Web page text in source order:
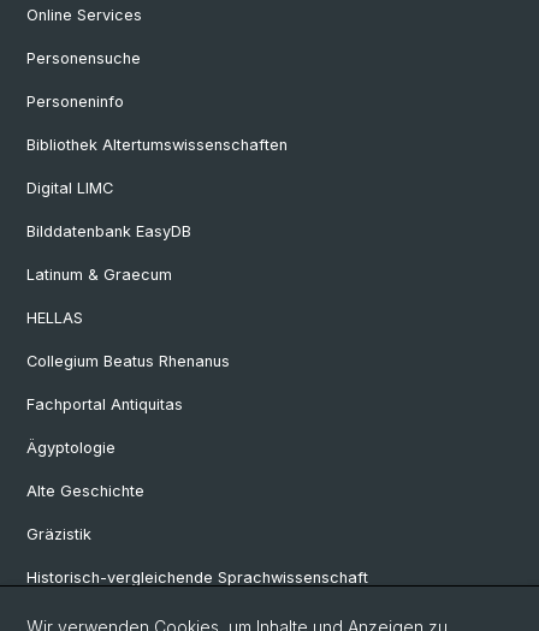
Online Services
Personensuche
Personeninfo
Bibliothek Altertumswissenschaften
Digital LIMC
Bilddatenbank EasyDB
Latinum & Graecum
HELLAS
Collegium Beatus Rhenanus
Fachportal Antiquitas
Ägyptologie
Alte Geschichte
Gräzistik
Historisch-vergleichende Sprachwissenschaft
Klassische Archäologie
Wir verwenden Cookies, um Inhalte und Anzeigen zu